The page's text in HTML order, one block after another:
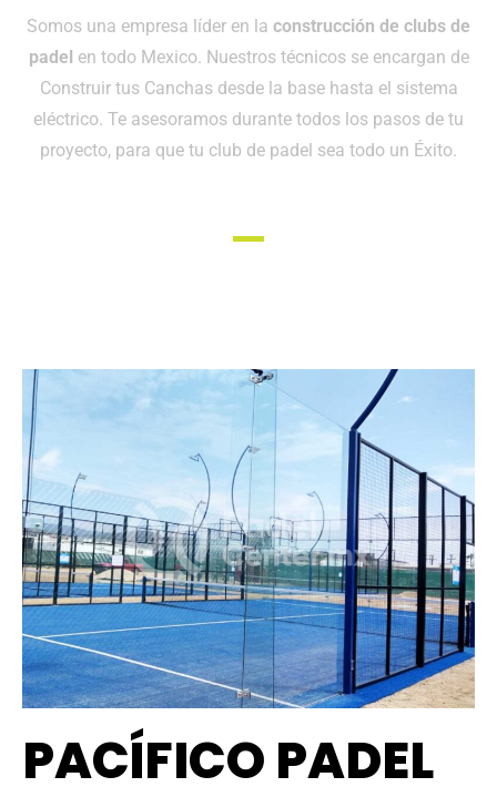
Somos una empresa líder en la construcción de clubs de
padel en todo Mexico. Nuestros técnicos se encargan de
Construir tus Canchas desde la base hasta el sistema
eléctrico. Te asesoramos durante todos los pasos de tu
proyecto, para que tu club de padel sea todo un Éxito.
PACÍFICO PADEL